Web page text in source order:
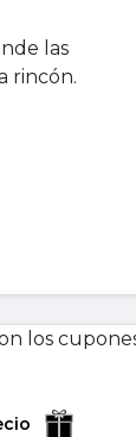
las
rincón.